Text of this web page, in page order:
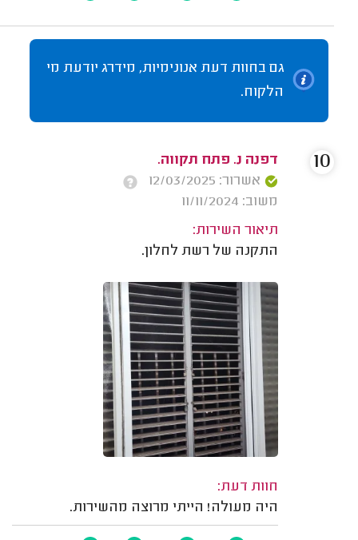
גם בחוות דעת אנונימיות, מידרג יודעת מי
הלקוח.
דפנה נ. פתח תקווה.
אשרור: 12/03/2025
משוב: 11/11/2024
תיאור השירות:
התקנה של רשת לחלון.
חוות דעת:
היה מעולה! הייתי מרוצה מהשירות.
10